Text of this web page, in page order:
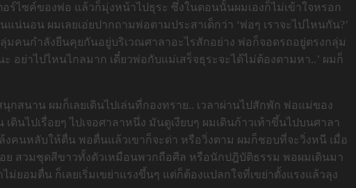
ร์ไซค์ของพ่อ แล้วก็มุ่งหน้าไปธุระ ซึ่งในตอนนั้นผมเองก็ไม่เข้าใจหรอก
นอน ผมเลยเอ่ยปากถามพ่อตามประสาเด็กว่า ‘พ่อๆ เราจะไปไหนกัน?’
มคนกำลังยืนคุยกันอยู่บริเวณศาลาอะไรสักอย่าง พ่อก็จอดรถอยู่ตรงกลุ่ม
ย่าไปไหนไกลมาก เดี๋ยวพ่อกับแม่เสร็จธุระจะได้ไม่ต้องตามหา..’ ผมก็
กสนาน ผมก็เลยเดินไปเล่นที่กองทราย.. เวลาผ่านไปสักพัก พ่อแม่ของ
นไปเรื่อยๆ ไปเจอศาลาหนึ่ง มันดูเงียบๆ ผมเดินก้าวเท้าขึ้นไปบนศาลา
นหลับให้ตื่น พอตื่นแล้วเขาก็จะด่า หรือวิ่งตาม ผมก็ชอบที่จะวิ่งหนี เมื่อ
สวมชุดสีขาวทั้งตัวเหมือนพวกถือศีล หรือนักปฎิบัติธรรม พอผมเดินมา
ยอมตื่น ก็เลยเริ่มเขย่าแรงขึ้นๆ แต่ก็ต้องแปลกใจที่เขย่าตั้งแรงแล้วลุง